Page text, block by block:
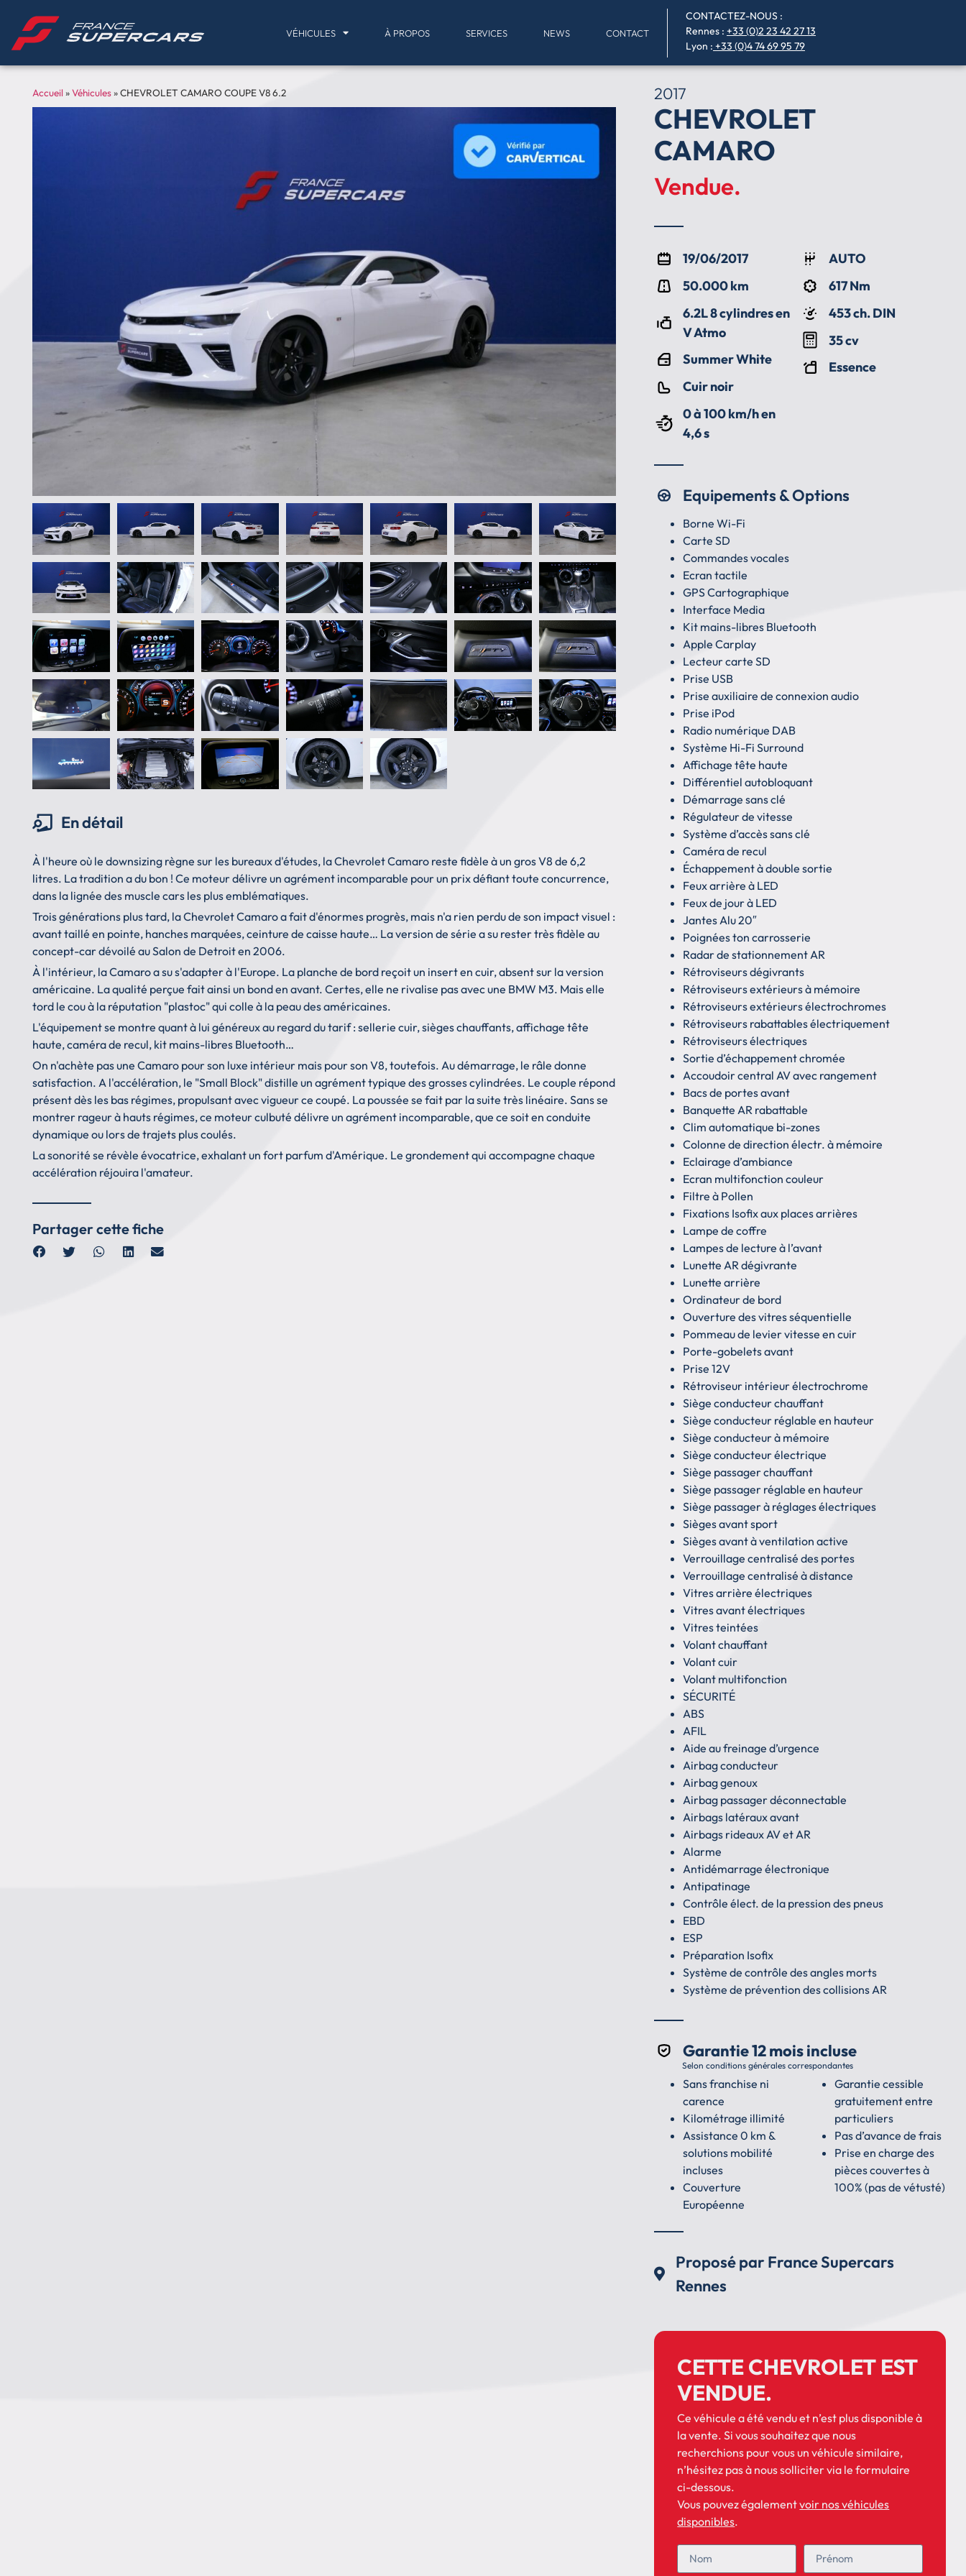
VÉHICULES À PROPOS SERVICES NEWS CONTACT
CONTACTEZ-NOUS :
Rennes : +33 (0)2 23 42 27 13
Lyon : +33 (0)4 74 69 95 79
Accueil»Véhicules»CHEVROLET CAMARO COUPE V8 6.2
En détail
À l'heure où le downsizing règne sur les bureaux d'études, la Chevrolet Camaro reste fidèle à un gros V8 de 6,2
litres. La tradition a du bon ! Ce moteur délivre un agrément incomparable pour un prix défiant toute concurrence,
dans la lignée des muscle cars les plus emblématiques.
Trois générations plus tard, la Chevrolet Camaro a fait d'énormes progrès, mais n'a rien perdu de son impact visuel :
avant taillé en pointe, hanches marquées, ceinture de caisse haute… La version de série a su rester très fidèle au
concept-car dévoilé au Salon de Detroit en 2006.
À l'intérieur, la Camaro a su s'adapter à l'Europe. La planche de bord reçoit un insert en cuir, absent sur la version
américaine. La qualité perçue fait ainsi un bond en avant. Certes, elle ne rivalise pas avec une BMW M3. Mais elle
tord le cou à la réputation "plastoc" qui colle à la peau des américaines.
L'équipement se montre quant à lui généreux au regard du tarif : sellerie cuir, sièges chauffants, affichage tête
haute, caméra de recul, kit mains-libres Bluetooth…
On n'achète pas une Camaro pour son luxe intérieur mais pour son V8, toutefois. Au démarrage, le râle donne
satisfaction. A l'accélération, le "Small Block" distille un agrément typique des grosses cylindrées. Le couple répond
présent dès les bas régimes, propulsant avec vigueur ce coupé. La poussée se fait par la suite très linéaire. Sans se
montrer rageur à hauts régimes, ce moteur culbuté délivre un agrément incomparable, que ce soit en conduite
dynamique ou lors de trajets plus coulés.
La sonorité se révèle évocatrice, exhalant un fort parfum d'Amérique. Le grondement qui accompagne chaque
accélération réjouira l'amateur.
Partager cette fiche
2017
CHEVROLET
CAMARO
Vendue.
19/06/2017
50.000 km
6.2L 8 cylindres en
V Atmo
Summer White
Cuir noir
0 à 100 km/h en
4,6 s
AUTO
617 Nm
453 ch. DIN
35 cv
Essence
Equipements & Options
Borne Wi-Fi
Carte SD
Commandes vocales
Ecran tactile
GPS Cartographique
Interface Media
Kit mains-libres Bluetooth
Apple Carplay
Lecteur carte SD
Prise USB
Prise auxiliaire de connexion audio
Prise iPod
Radio numérique DAB
Système Hi-Fi Surround
Affichage tête haute
Différentiel autobloquant
Démarrage sans clé
Régulateur de vitesse
Système d’accès sans clé
Caméra de recul
Échappement à double sortie
Feux arrière à LED
Feux de jour à LED
Jantes Alu 20″
Poignées ton carrosserie
Radar de stationnement AR
Rétroviseurs dégivrants
Rétroviseurs extérieurs à mémoire
Rétroviseurs extérieurs électrochromes
Rétroviseurs rabattables électriquement
Rétroviseurs électriques
Sortie d’échappement chromée
Accoudoir central AV avec rangement
Bacs de portes avant
Banquette AR rabattable
Clim automatique bi-zones
Colonne de direction électr. à mémoire
Eclairage d’ambiance
Ecran multifonction couleur
Filtre à Pollen
Fixations Isofix aux places arrières
Lampe de coffre
Lampes de lecture à l’avant
Lunette AR dégivrante
Lunette arrière
Ordinateur de bord
Ouverture des vitres séquentielle
Pommeau de levier vitesse en cuir
Porte-gobelets avant
Prise 12V
Rétroviseur intérieur électrochrome
Siège conducteur chauffant
Siège conducteur réglable en hauteur
Siège conducteur à mémoire
Siège conducteur électrique
Siège passager chauffant
Siège passager réglable en hauteur
Siège passager à réglages électriques
Sièges avant sport
Sièges avant à ventilation active
Verrouillage centralisé des portes
Verrouillage centralisé à distance
Vitres arrière électriques
Vitres avant électriques
Vitres teintées
Volant chauffant
Volant cuir
Volant multifonction
SÉCURITÉ
ABS
AFIL
Aide au freinage d’urgence
Airbag conducteur
Airbag genoux
Airbag passager déconnectable
Airbags latéraux avant
Airbags rideaux AV et AR
Alarme
Antidémarrage électronique
Antipatinage
Contrôle élect. de la pression des pneus
EBD
ESP
Préparation Isofix
Système de contrôle des angles morts
Système de prévention des collisions AR
Garantie 12 mois incluse
Selon conditions générales correspondantes
Sans franchise ni
carence
Kilométrage illimité
Assistance 0 km &
solutions mobilité
incluses
Couverture
Européenne
Garantie cessible
gratuitement entre
particuliers
Pas d’avance de frais
Prise en charge des
pièces couvertes à
100% (pas de vétusté)
Proposé par France Supercars
Rennes
CETTE CHEVROLET EST
VENDUE.
Ce véhicule a été vendu et n’est plus disponible à
la vente. Si vous souhaitez que nous
recherchions pour vous un véhicule similaire,
n’hésitez pas à nous solliciter via le formulaire
ci-dessous.
Vous pouvez égalementvoir nos véhicules
disponibles.